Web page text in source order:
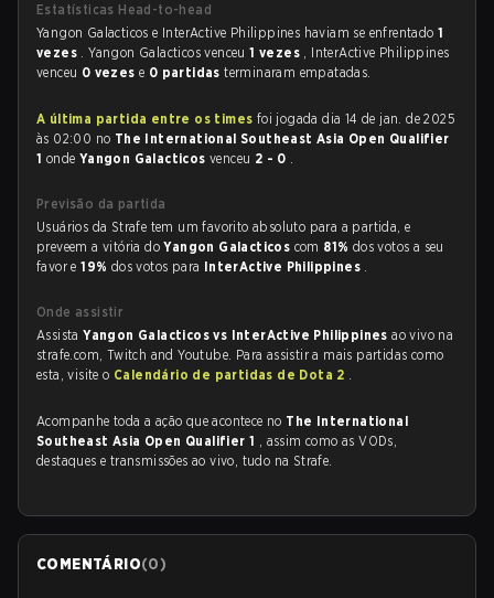
Estatísticas Head-to-head
Yangon Galacticos e InterActive Philippines haviam se enfrentado 1
vezes . Yangon Galacticos venceu1 vezes , InterActive Philippines
venceu 0 vezese 0 partidasterminaram empatadas.
A última partida entre os times foi jogada dia 14 de jan. de 2025
às 02:00 no The International Southeast Asia Open Qualifier
1 onde Yangon Galacticosvenceu 2 - 0 .
Previsão da partida
Usuários da Strafe tem um favorito absoluto para a partida, e
preveem a vitória doYangon Galacticos com 81% dos votos a seu
favor e19% dos votos para InterActive Philippines .
Onde assistir
AssistaYangon Galacticos vs InterActive Philippinesao vivo na
strafe.com, Twitch and Youtube. Para assistir a mais partidas como
esta, visite o Calendário de partidas de Dota 2 .
Acompanhe toda a ação que acontece no The International
Southeast Asia Open Qualifier 1 , assim como as VODs,
destaques e transmissões ao vivo, tudo na Strafe.
COMENTÁRIO(0)